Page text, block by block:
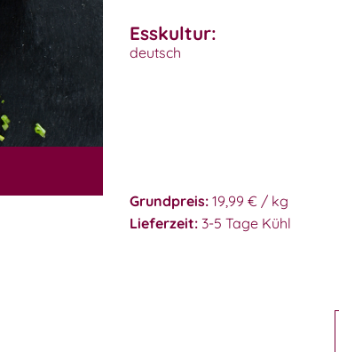
Esskultur:
deutsch
Grundpreis: 19,99 € / kg
Lieferzeit: 3-5 Tage Kühl